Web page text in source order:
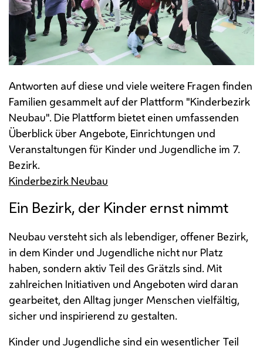
Antworten auf diese und viele weitere Fragen finden
Familien gesammelt auf der Plattform "Kinderbezirk
Neubau". Die Plattform bietet einen umfassenden
Überblick über Angebote, Einrichtungen und
Veranstaltungen für Kinder und Jugendliche im 7.
Bezirk.
Kinderbezirk Neubau
Ein Bezirk, der Kinder ernst nimmt
Neubau versteht sich als lebendiger, offener Bezirk,
in dem Kinder und Jugendliche nicht nur Platz
haben, sondern aktiv Teil des Grätzls sind. Mit
zahlreichen Initiativen und Angeboten wird daran
gearbeitet, den Alltag junger Menschen vielfältig,
sicher und inspirierend zu gestalten.
Kinder und Jugendliche sind ein wesentlicher Teil